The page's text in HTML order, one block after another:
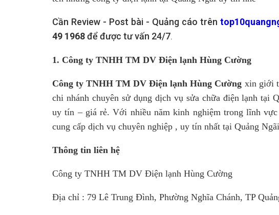
Cần Review - Post bài - Quảng cáo trên
49 1968để được tư vấn 24/7.
1. Công ty TNHH TM DV Điện lạnh Hùng Cường
Công ty TNHH TM DV Điện lạnh Hùng Cường xin giới
chi nhánh chuyên sử dụng dịch vụ sửa chữa điện lạnh tại
uy tín – giá rẻ. Với nhiều năm kinh nghiệm trong lĩnh
cung cấp dịch vụ chuyên nghiệp , uy tín nhất tại Quảng Ngãi
Thông tin liên hệ
Công ty TNHH TM DV Điện lạnh Hùng Cường
Địa chỉ : 79 Lê Trung Đình, Phường Nghĩa Chánh, TP